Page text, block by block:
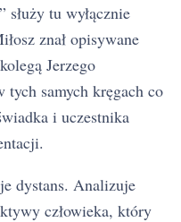
tu wyłącznie
znał opisywane
Jerzego
tych samych kręgach co
i uczestnika
dystans. Analizuje
człowieka, który